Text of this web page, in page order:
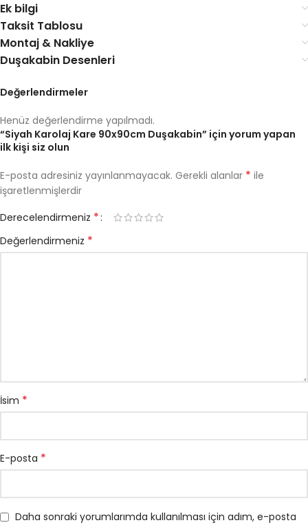
Ek bilgi
Taksit Tablosu
Montaj & Nakliye
Duşakabin Desenleri
Değerlendirmeler
Henüz değerlendirme yapılmadı.
“Siyah Karolaj Kare 90x90cm Duşakabin” için yorum yapan
ilk kişi siz olun
E-posta adresiniz yayınlanmayacak. Gerekli alanlar * ile
işaretlenmişlerdir
Derecelendirmeniz *
Değerlendirmeniz *
İsim *
E-posta *
Daha sonraki yorumlarımda kullanılması için adım, e-posta